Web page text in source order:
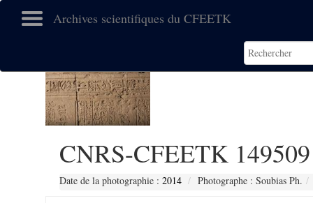
Archives scientifiques du CFEETK
CNRS-CFEETK 149509
Date de la photographie : 2014 Photographe : Soubias Ph.